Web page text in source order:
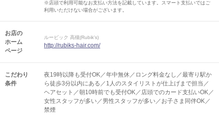
※店頭で利用可能なお支払い方法を記載しています。スマート支払いではご
利用いただけない場合がございます。
お店の
ホーム
ページ
ルービック 高槻(Rubik's)
http://rubiks-hair.com/
こだわり
条件
夜19時以降も受付OK／年中無休／ロング料金なし／最寄り駅か
ら徒歩3分以内にある／1人のスタイリストが仕上げまで担当／
ヘアセット／朝10時前でも受付OK／店頭でのカード支払いOK／
女性スタッフが多い／男性スタッフが多い／お子さま同伴OK／
禁煙